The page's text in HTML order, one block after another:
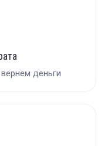
деньги